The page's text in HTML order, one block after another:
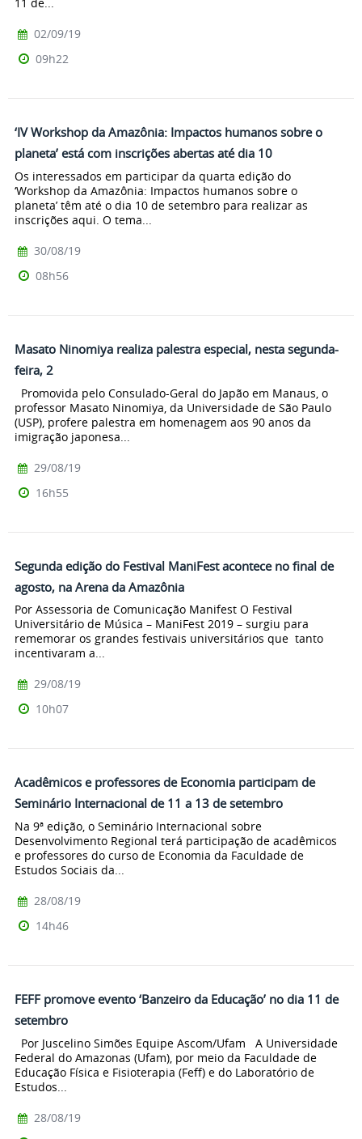
02/09/19
09h22
‘IV Workshop da Amazônia: Impactos humanos sobre o
planeta’ está com inscrições abertas até dia 10
Os interessados em participar da quarta edição do
‘Workshop da Amazônia: Impactos humanos sobre o
planeta’ têm até o dia 10 de setembro para realizar as
inscrições aqui. O tema...
30/08/19
08h56
Masato Ninomiya realiza palestra especial, nesta segunda-
feira, 2
Promovida pelo Consulado-Geral do Japão em Manaus, o
professor Masato Ninomiya, da Universidade de São Paulo
(USP), profere palestra em homenagem aos 90 anos da
imigração japonesa...
29/08/19
16h55
Segunda edição do Festival ManiFest acontece no final de
agosto, na Arena da Amazônia
Por Assessoria de Comunicação Manifest O Festival
Universitário de Música – ManiFest 2019 – surgiu para
rememorar os grandes festivais universitários que tanto
incentivaram a...
29/08/19
10h07
Acadêmicos e professores de Economia participam de
Seminário Internacional de 11 a 13 de setembro
Na 9ª edição, o Seminário Internacional sobre
Desenvolvimento Regional terá participação de acadêmicos
e professores do curso de Economia da Faculdade de
Estudos Sociais da...
28/08/19
14h46
FEFF promove evento ‘Banzeiro da Educação’ no dia 11 de
setembro
Por Juscelino Simões Equipe Ascom/Ufam A Universidade
Federal do Amazonas (Ufam), por meio da Faculdade de
Educação Física e Fisioterapia (Feff) e do Laboratório de
Estudos...
28/08/19